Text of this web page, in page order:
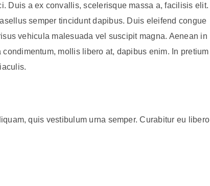
Duis a ex convallis, scelerisque massa a, facilisis elit.
semper tincidunt dapibus. Duis eleifend congue
vehicula malesuada vel suscipit magna. Aenean in
mollis libero at, dapibus enim. In pretium
quis vestibulum urna semper. Curabitur eu libero